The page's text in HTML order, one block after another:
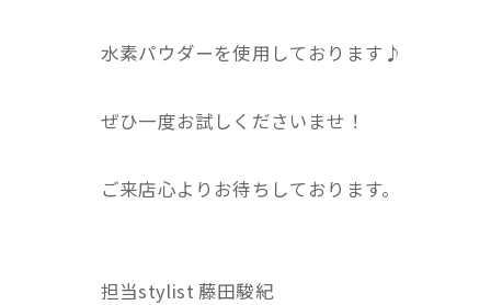
水素パウダーを使用しております♪
ぜひ一度お試しくださいませ！
ご来店心よりお待ちしております。
担当stylist 藤田駿紀